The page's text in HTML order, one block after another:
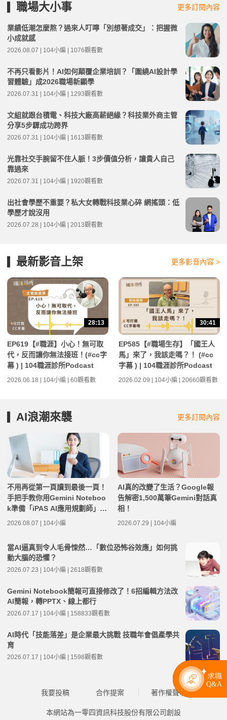
職場大小事 更多訂閱內容
業績低潮怎麼熬？過來人叮嚀「別想著成交」：把握微
小成就感
2026.08.07 | 104小編 | 1076觀看數
不再只看影片！AI如何顛覆企業培訓？「圍繞AI設計學
習體驗」成2026職場新顯學
2026.07.31 | 104小編 | 1293觀看數
文組就跟台積電、科技大廠高薪絕緣？科技業外商主管
分享5步驟成功跨界
2026.07.31 | 104小編 | 1613觀看數
光靠社交手腕留不住人脈！3步價值分析，讓貴人自己
靠過來
2026.07.31 | 104小編 | 1920觀看數
出社會學歷不重要？私大女轉戰科技業心碎 網搖頭：低
學歷才說沒用
2026.07.28 | 104小編 | 2013觀看數
最新影音上架 更多影音內容 >
28:13
EP619【#職涯】小心！無可取
代，反而讓你無法接班！(#cc字
幕 ) | 104職涯診所Podcast
2026.06.18 | 104小編 | 60觀看數
30:41
EP585【#職場生存】「國王人
馬」來了，我該走嗎？！ (#cc
字幕 ) | 104職涯診所Podcast
2026.02.09 | 104小編 | 20660觀看數
AI浪潮來襲 更多訂閱內容
不用再從第一頁讀到最後一頁！
手把手教你用Gemini Noteboo
k準備「iPAS AI應用規劃師」考
試筆記
2026.08.07 | 104小編
AI真的改變了生活？Google報
告解密1,500萬筆Gemini對話真
相！
2026.07.29 | 104小編
當AI逼真到令人毛骨悚然…「數位恐怖谷效應」如何挑
動大腦的恐懼？
2026.07.23 | 104小編 | 2618觀看數
Gemini Notebook簡報可直接修改了！6招編輯方法改
AI簡報，轉PPTX、線上都行
2026.07.17 | 104小編 | 158833觀看數
AI時代「技能落差」是企業最大挑戰 技職年會倡產學共
育
2026.07.17 | 104小編 | 1598觀看數
我要投稿 合作提案 著作權聲明
本網站為一零四資訊科技股份有限公司創設